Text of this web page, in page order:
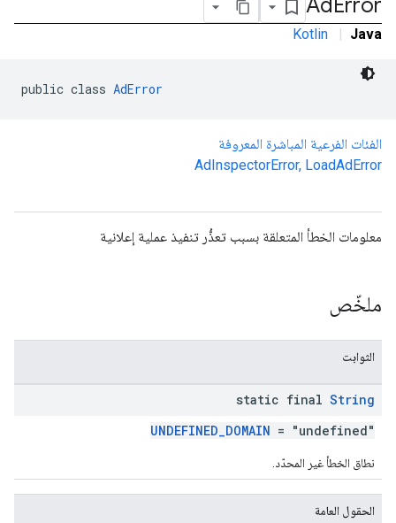
AdError
Kotlin | Java
public class AdError
الفئات الفرعية المباشرة المعروفة
AdInspectorError, LoadAdError
معلومات الخطأ المتعلقة بسبب تعذُّر تنفيذ عملية إعلانية
ملخّص
الثوابت
static final String
UNDEFINED_DOMAIN = "undefined"
نطاق الخطأ غير المحدّد.
الحقول العامة